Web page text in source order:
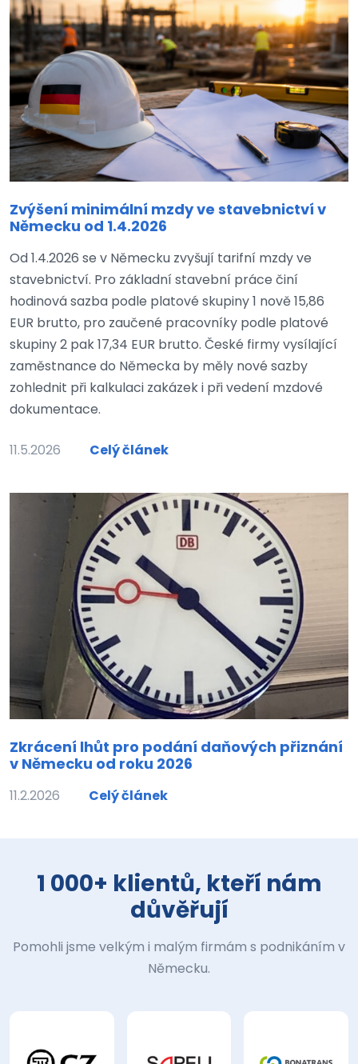
Zvýšení minimální mzdy ve stavebnictví v
Německu od 1.4.2026
Od 1.4.2026 se v Německu zvyšují tarifní mzdy ve
stavebnictví. Pro základní stavební práce činí
hodinová sazba podle platové skupiny 1 nově 15,86
EUR brutto, pro zaučené pracovníky podle platové
skupiny 2 pak 17,34 EUR brutto. České firmy vysílající
zaměstnance do Německa by měly nové sazby
zohlednit při kalkulaci zakázek i při vedení mzdové
dokumentace.
11.5.2026 Celý článek
Zkrácení lhůt pro podání daňových přiznání
v Německu od roku 2026
11.2.2026 Celý článek
1 000+ klientů, kteří nám
důvěřují
Pomohli jsme velkým i malým firmám s podnikáním v
Německu.